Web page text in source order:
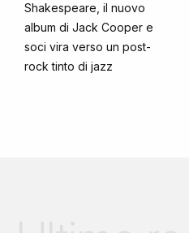
Shakespeare, il nuovo
album di Jack Cooper e
soci vira verso un post-
rock tinto di jazz